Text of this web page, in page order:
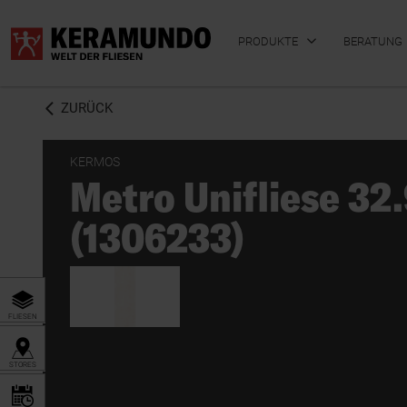
PRODUKTE
BADFLIESEN KÜCHENFLIESEN
BERATUNG
ZURÜCK
KERMOS
Metro Unifliese
(1306233)
FLIESEN
STORES